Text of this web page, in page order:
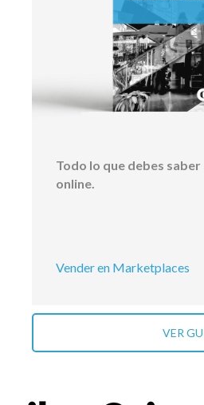
Todo lo que debes
online.
Vender en Marketplaces
VER